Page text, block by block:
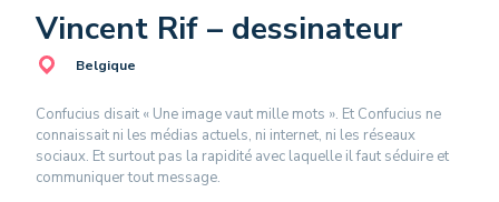
Vincent Rif – dessinateur
Belgique
Confucius disait « Une image vaut mille mots ». Et Confucius ne
connaissait ni les médias actuels, ni internet, ni les réseaux
sociaux. Et surtout pas la rapidité avec laquelle il faut séduire et
communiquer tout message.